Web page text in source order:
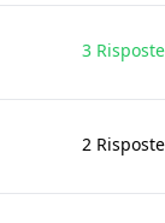
3 Risposte
2 Risposte